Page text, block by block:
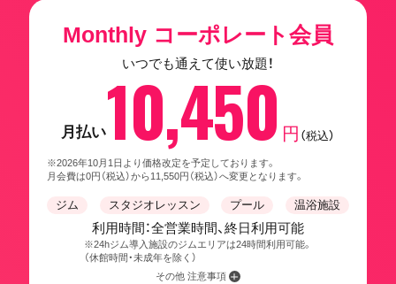
Monthly コーポレート会員
いつでも通えて使い放題！
月払い10,450 円 （税込）
※2026年10月1日より価格改定を予定しております。
月会費は0円（税込）から11,550円（税込）へ変更となります。
ジム スタジオレッスン プール 温浴施設
利用時間：全営業時間、終日利用可能
※24hジム導入施設のジムエリアは24時間利用可能。
（休館時間・未成年を除く）
その他 注意事項